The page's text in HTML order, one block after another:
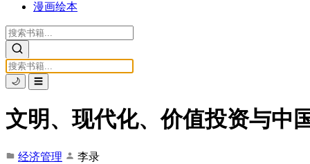
漫画绘本
🌙 ☰
文明、现代化、价值投资与中
经济管理 李录